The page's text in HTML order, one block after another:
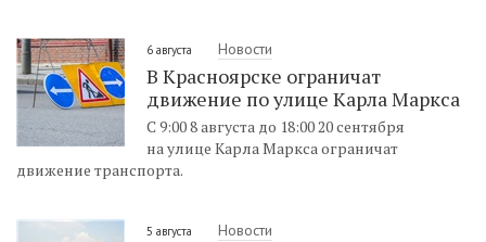
6 августа Новости
В Красноярске ограничат
движение по улице Карла Маркса
С 9:00 8 августа до 18:00 20 сентября
на улице Карла Маркса ограничат
движение транспорта.
5 августа Новости